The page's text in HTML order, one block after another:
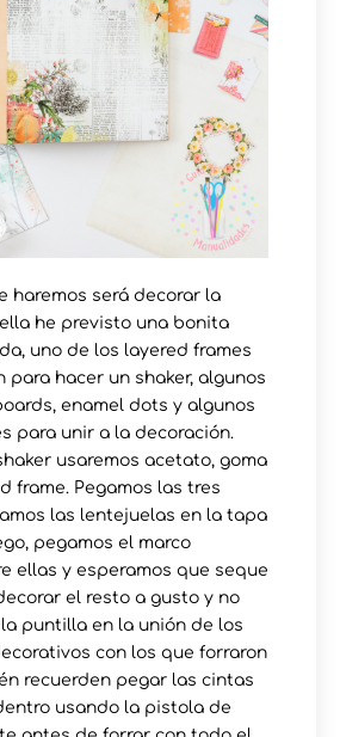
haremos será decorar la
he previsto una bonita
uno de los layered frames
para hacer un shaker, algunos
enamel dots y algunos
para unir a la decoración.
usaremos acetato, goma
frame. Pegamos las tres
las lentejuelas en la tapa
pegamos el marco
ellas y esperamos que seque
el resto a gusto y no
puntilla en la unión de los
con los que forraron
recuerden pegar las cintas
usando la pistola de